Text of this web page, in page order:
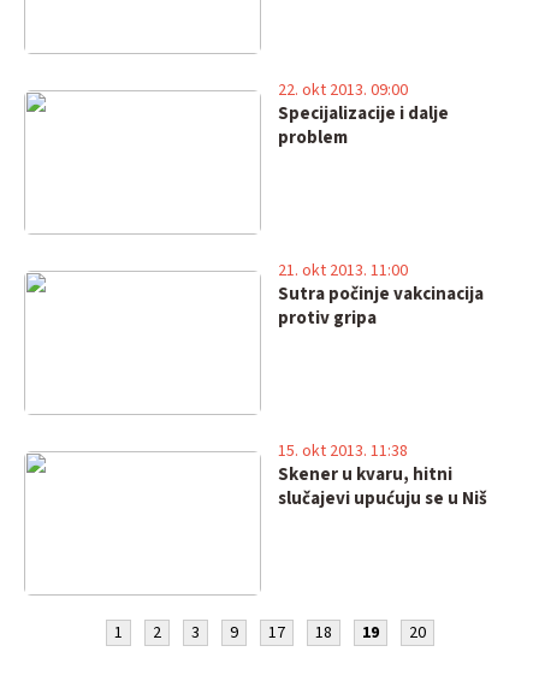
Specijalizacije i dalje
problem
22. okt 2013. 09:00
Sutra počinje vakcinacija
protiv gripa
21. okt 2013. 11:00
Skener u kvaru, hitni
slučajevi upućuju se u Niš
15. okt 2013. 11:38
1 2 3 9 17 18 19 20